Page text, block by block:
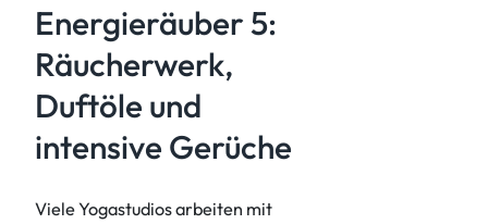
Energieräuber 5:
Räucherwerk,
Duftöle und
intensive Gerüche
Viele Yogastudios arbeiten mit